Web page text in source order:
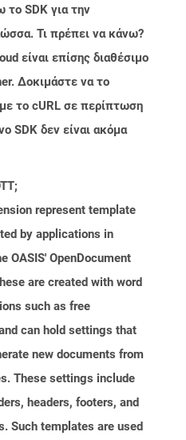
SDK για την
Τι πρέπει να κάνω?
είναι επίσης διαθέσιμο
Δοκιμάστε να το
το cURL σε περίπτωση
SDK δεν είναι ακόμα
represent template
by applications in
OASIS' OpenDocument
are created with word
such as free
can hold settings that
new documents from
These settings include
headers, footers, and
Such templates are used